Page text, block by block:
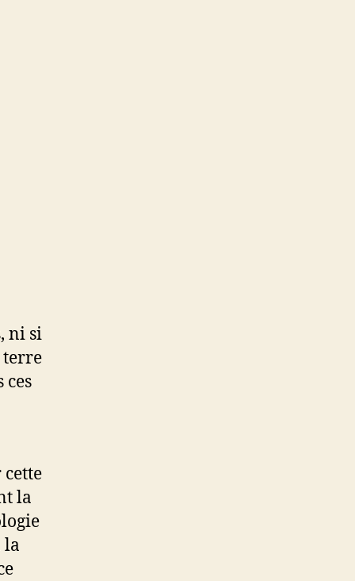
ni si
terre
ces
cette
la
la